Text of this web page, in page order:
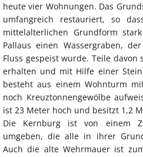
heute vier Wohnungen. Das
umfangreich restauriert, so
mittelalterlichen Grundform
Pallaus einen Wassergraben,
Fluss gespeist wurde. Teile
erhalten und mit Hilfe einer
besteht aus einem Wohnturm
noch Kreuztonnengewölbe
ist 23 Meter hoch und besitzt 1,2
Die Kernburg ist von einem
umgeben, die alle in ihrer
Auch die alte Wehrmauer ist